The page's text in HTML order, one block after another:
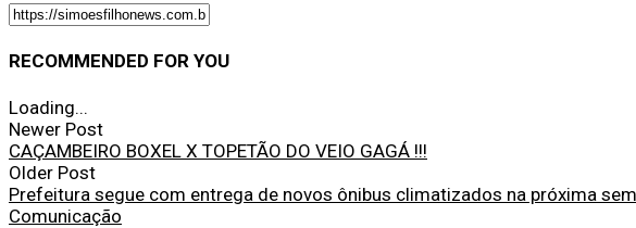
RECOMMENDED FOR YOU
Loading...
Newer Post
CAÇAMBEIRO BOXEL X TOPETÃO DO VEIO GAGÁ !!!
Older Post
Prefeitura segue com entrega de novos ônibus climatizados na próxima
Comunicação